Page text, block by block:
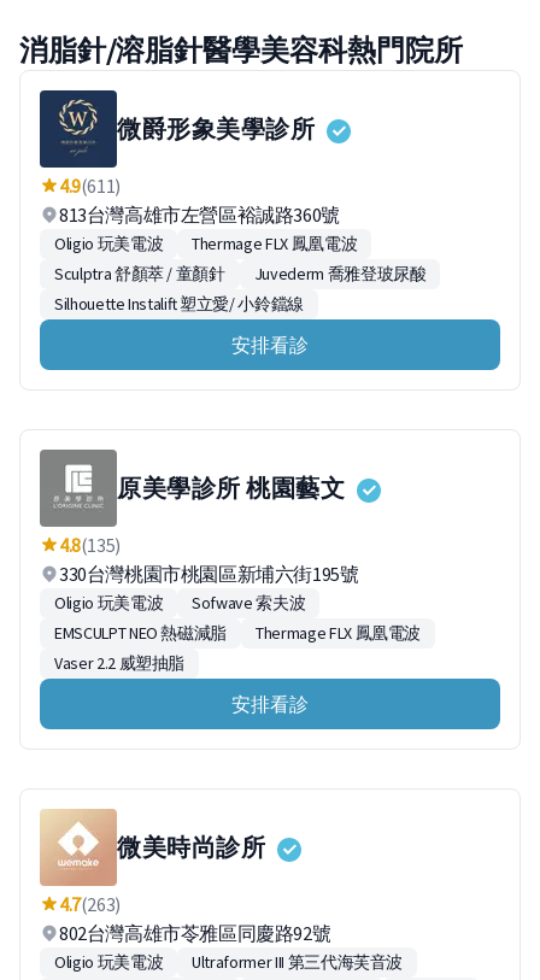
消脂針/溶脂針醫學美容科熱門院所
微爵形象美學診所
4.9(611)
813台灣高雄市左營區裕誠路360號
Oligio 玩美電波
Thermage FLX 鳳凰電波
Sculptra 舒顏萃 / 童顏針
Juvederm 喬雅登玻尿酸
Silhouette Instalift 塑立愛/ 小鈴鐺線
安排看診
原美學診所 桃園藝文
4.8(135)
330台灣桃園市桃園區新埔六街195號
Oligio 玩美電波
Sofwave 索夫波
EMSCULPT NEO 熱磁減脂
Thermage FLX 鳳凰電波
Vaser 2.2 威塑抽脂
安排看診
微美時尚診所
4.7(263)
802台灣高雄市苓雅區同慶路92號
Oligio 玩美電波
Ultraformer III 第三代海芙音波